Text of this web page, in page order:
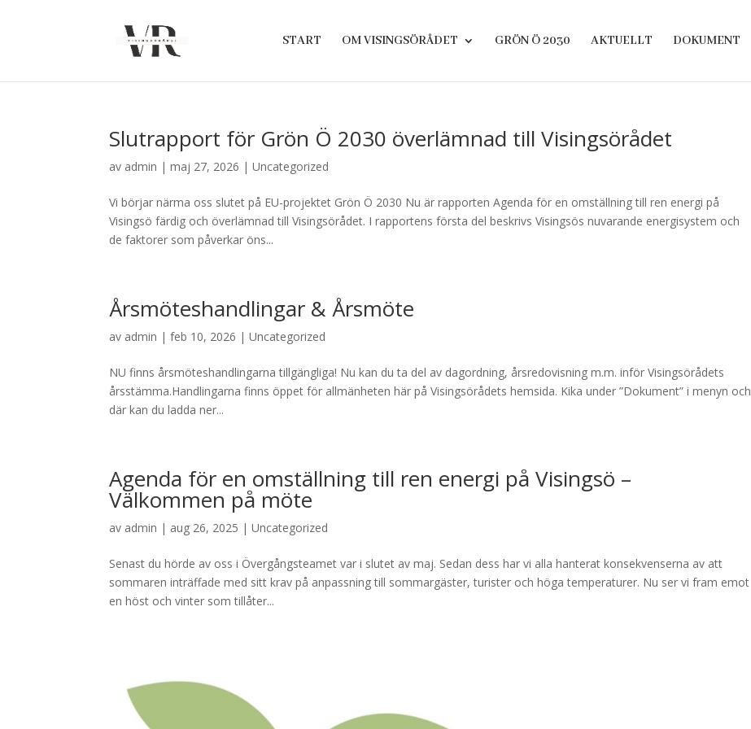
START OM VISINGSÖRÅDET GRÖN Ö 2030 AKTUELLT DOKUMENT
Slutrapport för Grön Ö 2030 överlämnad till Visingsörådet
av admin |maj 27, 2026 |Uncategorized
Vi börjar närma oss slutet på EU-projektet Grön Ö 2030 Nu är rapporten Agenda för en omställning till ren energi på
Visingsö färdig och överlämnad till Visingsörådet. I rapportens första del beskrivs Visingsös nuvarande energisystem och
de faktorer som påverkar öns...
Årsmöteshandlingar & Årsmöte
av admin |feb 10, 2026 |Uncategorized
NU finns årsmöteshandlingarna tillgängliga! Nu kan du ta del av dagordning, årsredovisning m.m. inför Visingsörådets
årsstämma.Handlingarna finns öppet för allmänheten här på Visingsörådets hemsida. Kika under ”Dokument” i menyn och
där kan du ladda ner...
Agenda för en omställning till ren energi på Visingsö –
Välkommen på möte
av admin | aug 26, 2025 |Uncategorized
Senast du hörde av oss i Övergångsteamet var i slutet av maj. Sedan dess har vi alla hanterat konsekvenserna av att
sommaren inträffade med sitt krav på anpassning till sommargäster, turister och höga temperaturer. Nu ser vi fram emot
en höst och vinter som tillåter...